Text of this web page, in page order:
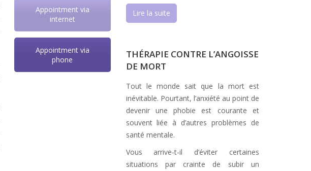
Appointment via
internet
Appointment via
phone
Lire la suite
THÉRAPIE CONTRE L’ANGOISSE
DE MORT
Tout le monde sait que la mort est
inévitable. Pourtant, l’anxiété au point de
devenir une phobie est courante et
souvent liée à d’autres problèmes de
santé mentale.
Vous arrive-t-il d’éviter certaines
situations par crainte de subir un